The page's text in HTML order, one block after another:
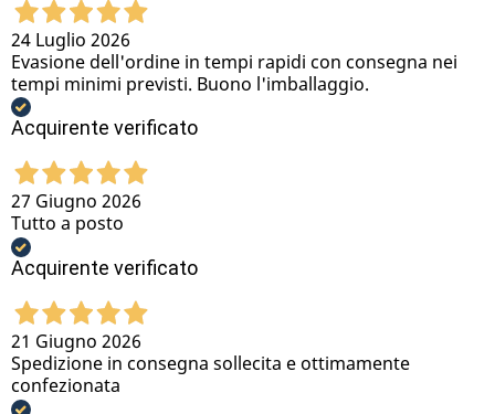
24 Luglio 2026
Evasione dell'ordine in tempi rapidi con consegna nei
tempi minimi previsti. Buono l'imballaggio.
Acquirente verificato
27 Giugno 2026
Tutto a posto
Acquirente verificato
21 Giugno 2026
Spedizione in consegna sollecita e ottimamente
confezionata